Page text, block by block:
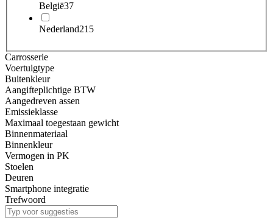
België37
Nederland215
Carrosserie
Voertuigtype
Buitenkleur
Aangifteplichtige BTW
Aangedreven assen
Emissieklasse
Maximaal toegestaan gewicht
Binnenmateriaal
Binnenkleur
Vermogen in PK
Stoelen
Deuren
Smartphone integratie
Trefwoord